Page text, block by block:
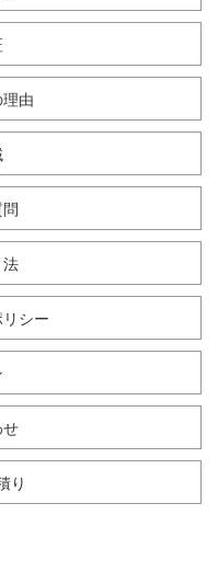
由
法
シー
せ
り